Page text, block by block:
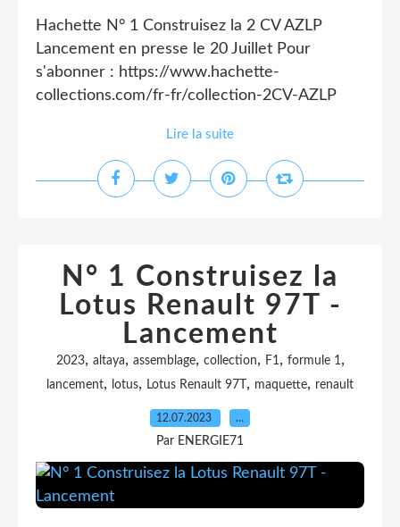
Hachette N° 1 Construisez la 2 CV AZLP
Lancement en presse le 20 Juillet Pour
s'abonner : https://www.hachette-
collections.com/fr-fr/collection-2CV-AZLP
Lire la suite
N° 1 Construisez la
Lotus Renault 97T -
Lancement
2023, altaya, assemblage, collection, F1, formule 1,
lancement, lotus, Lotus Renault 97T , maquette, renault
12.07.2023 …
Par ENERGIE71